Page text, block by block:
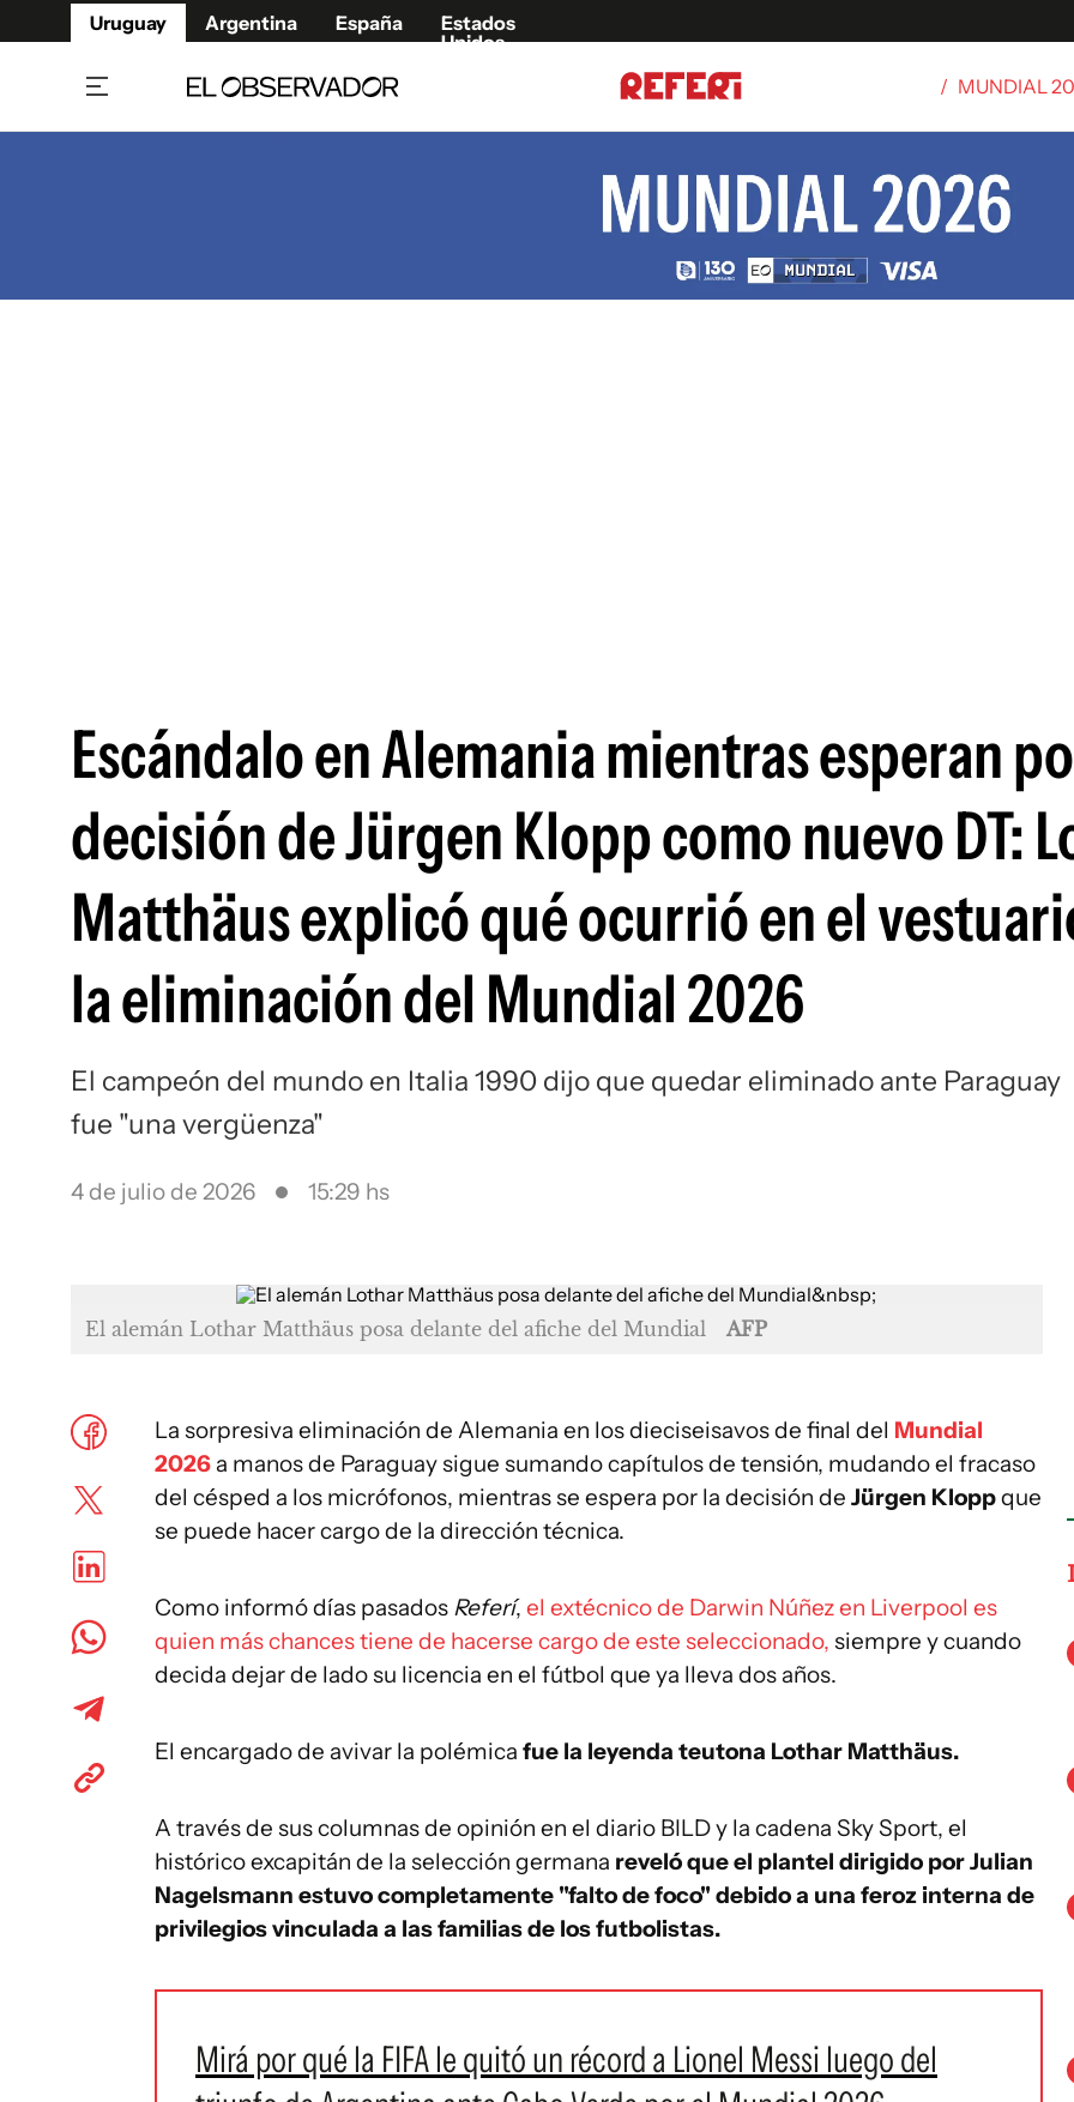
Uruguay Argentina España
Estados
Unidos
/ MUNDIAL
Escándalo en Alemania mientras esperan
decisión de Jürgen Klopp como nuevo DT:
Matthäus explicó qué ocurrió en el
la eliminación del Mundial 2026
El campeón del mundo en Italia 1990 dijo que quedar eliminado ante Paraguay
fue "una vergüenza"
4 de julio de 2026 15:29 hs
El alemán Lothar Matthäus posa delante del afiche del Mundial AFP
La sorpresiva eliminación de Alemania en los dieciseisavos de final del Mundial
2026 a manos de Paraguay sigue sumando capítulos de tensión, mudando el fracaso
del césped a los micrófonos, mientras se espera por la decisión de Jürgen Kloppque
se puede hacer cargo de la dirección técnica.
Como informó días pasados Referí, el extécnico de Darwin Núñez en Liverpool es
quien más chances tiene de hacerse cargo de este seleccionado, siempre y cuando
decida dejar de lado su licencia en el fútbol que ya lleva dos años.
El encargado de avivar la polémica fue la leyenda teutona Lothar Matthäus.
A través de sus columnas de opinión en el diario BILD y la cadena Sky Sport, el
histórico excapitán de la selección germana reveló que el plantel dirigido por Julian
Nagelsmann estuvo completamente "falto de foco" debido a una feroz interna de
privilegios vinculada a las familias de los futbolistas.
Mirá por qué la FIFA le quitó un récord a Lionel Messi luego del